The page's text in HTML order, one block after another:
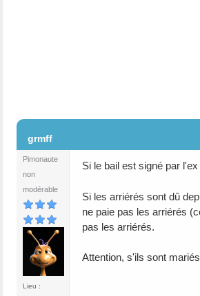
grmff
Pimonaute
non
modérable
Lieu :
Si le bail est signé par
Si les arriérés sont dû
ne paie pas les arriérés
pas les arriérés.
Attention, s'ils sont